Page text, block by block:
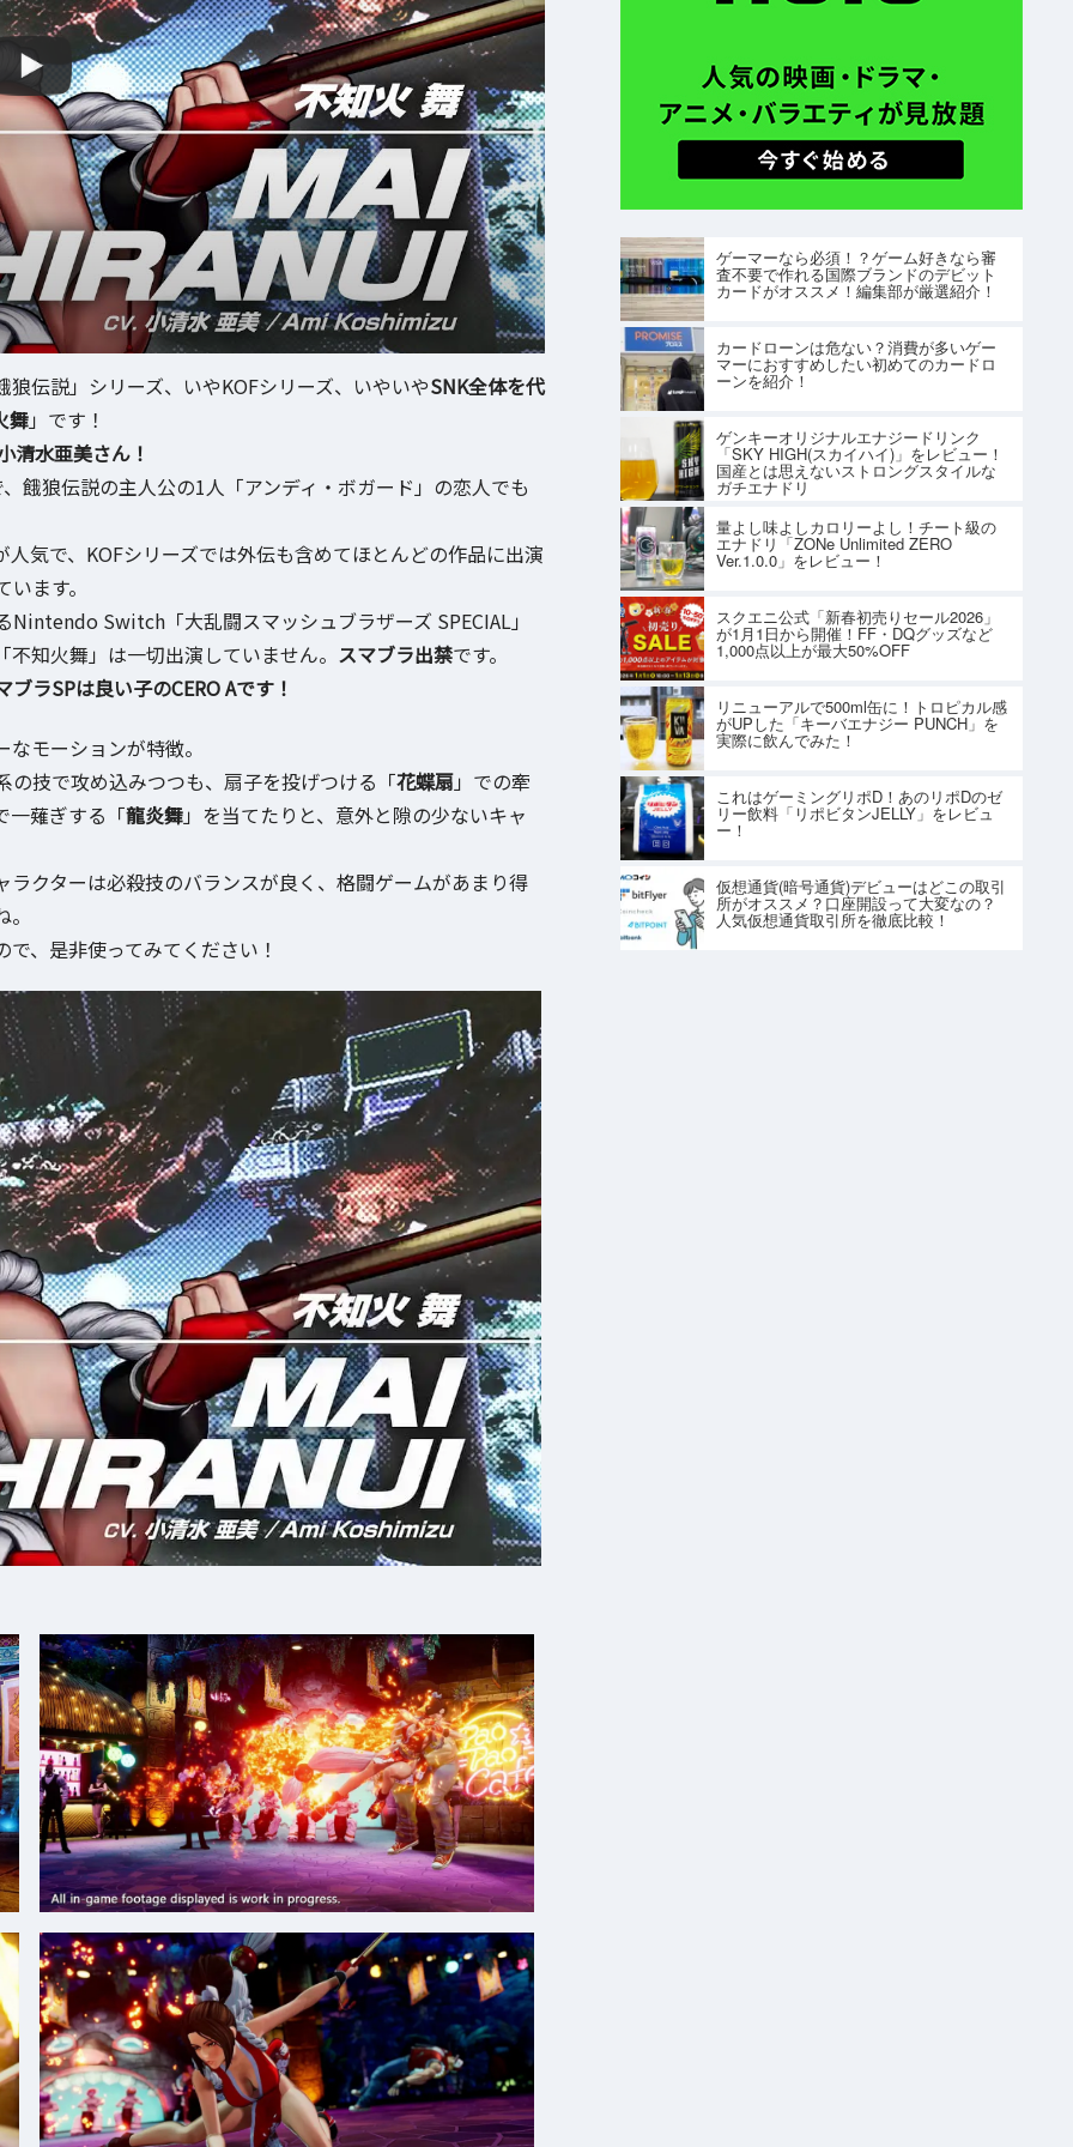
伝説」シリーズ、いやKOFシリーズ、いやいやSNK全体を代
舞」です！
清水亜美さん！
餓狼伝説の主人公の1人「アンディ・ボガード」の恋人でも
気で、KOFシリーズでは外伝も含めてほとんどの作品に出演
ます。
Switch「大乱闘スマッシュブラザーズ SPECIAL」
知火舞」は一切出演していません。 スマブラ出禁です。
ブラSPは良い子のCERO Aです！
モーションが特徴。
の技で攻め込みつつも、扇子を投げつける「花蝶扇」での牽
一薙ぎする「龍炎舞」を当てたりと、意外と隙の少ないキャ
クターは必殺技のバランスが良く、格闘ゲームがあまり得
、是非使ってみてください！
ゲーマーなら必須！？ゲーム好きなら審
査不要で作れる国際ブランドのデビット
カードがオススメ！編集部が厳選紹介！
カードローンは危ない？消費が多いゲー
マーにおすすめしたい初めてのカードロ
ーンを紹介！
ゲンキーオリジナルエナジードリンク
「SKY HIGH(スカイハイ)」をレビュー！
国産とは思えないストロングスタイルな
ガチエナドリ
量よし味よしカロリーよし！チート級の
エナドリ「ZONe Unlimited ZERO
Ver.1.0.0」をレビュー！
スクエニ公式「新春初売りセール2026」
が1月1日から開催！FF・DQグッズなど
1,000点以上が最大50%OFF
リニューアルで500ml缶に！トロピカル感
がUPした「キーバエナジー PUNCH」を
実際に飲んでみた！
これはゲーミングリポD！あのリポDのゼ
リー飲料「リポビタンJELLY」をレビュ
ー！
仮想通貨(暗号通貨)デビューはどこの取引
所がオススメ？口座開設って大変なの？
人気仮想通貨取引所を徹底比較！